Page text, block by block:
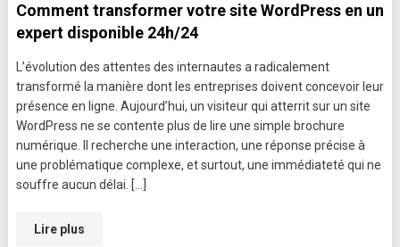
Comment transformer votre site WordPress en un
expert disponible 24h/24
L’évolution des attentes des internautes a radicalement
transformé la manière dont les entreprises doivent concevoir leur
présence en ligne. Aujourd’hui, un visiteur qui atterrit sur un site
WordPress ne se contente plus de lire une simple brochure
numérique. Il recherche une interaction, une réponse précise à
une problématique complexe, et surtout, une immédiateté qui ne
souffre aucun délai. […]
Lire plus